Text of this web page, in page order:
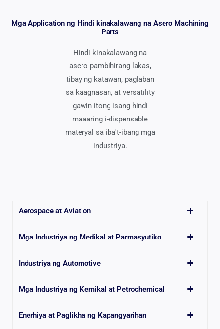
Mga Application ng Hindi kinakalawang na Asero Machining
Parts
Hindi kinakalawang na
asero pambihirang lakas,
tibay ng katawan, paglaban
sa kaagnasan, at versatility
gawin itong isang hindi
maaaring i-dispensable
materyal sa iba't-ibang mga
industriya.
Aerospace at Aviation
Mga Industriya ng Medikal at Parmasyutiko
Industriya ng Automotive
Mga Industriya ng Kemikal at Petrochemical
Enerhiya at Paglikha ng Kapangyarihan